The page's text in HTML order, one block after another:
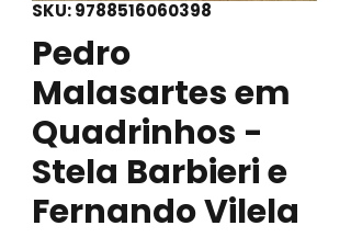
SKU: 9788516060398
Pedro
Malasartes em
Quadrinhos -
Stela Barbieri e
Fernando Vilela